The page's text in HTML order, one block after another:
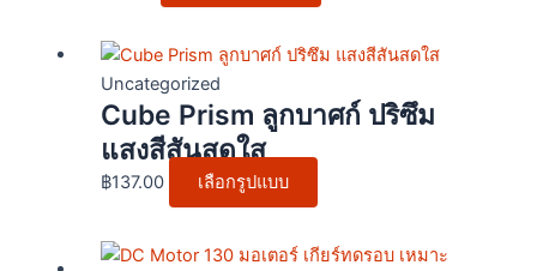
Uncategorized
Cube Prism ลูกบาศก์ ปริซึม
แสงสีสันสดใส
฿137.00 เลือกรูปแบบ
This
has
may